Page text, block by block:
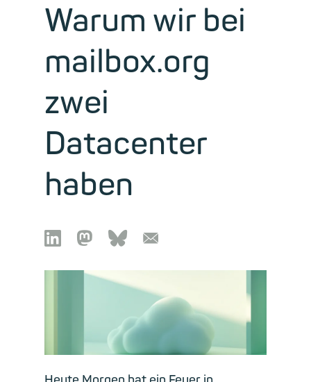
Warum wir bei
mailbox.org
zwei
Datacenter
haben
 🦣︎ 🦋︎ 📧︎